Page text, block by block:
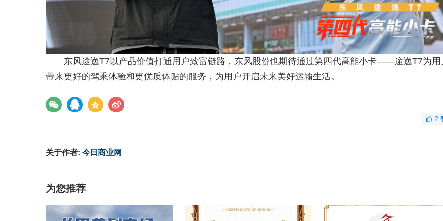
东风途逸T7以产品价值打通用户致富链路，东风股份也期待通过第四代高能小卡——途逸T7为用
带来更好的驾乘体验和更优质体贴的服务，为用户开启未来美好运输生活。
2
关于作者: 今日商业网
为您推荐